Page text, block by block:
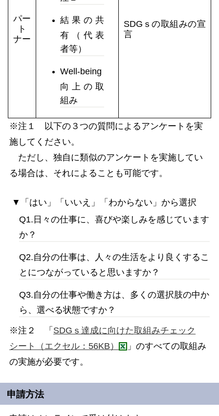
パー
ト
ナー
結果の共
有（代表
者等）
Well-being
向上の取
組み
SDGｓの取組みの宣
言
※注１ 以下の３つの質問によるアンケートを実
施してください。
ただし、独自に類似のアンケートを実施してい
る場合は、それによることも可能です。
▼「はい」「いいえ」「わからない」から選択
Q1.日々の仕事に、喜びや楽しみを感じています
か？
Q2.自分の仕事は、人々の生活をより良くするこ
とにつながっていると思いますか？
Q3.自分の仕事や働き方は、多くの選択肢の中か
ら、選べる状態ですか？
※注２ 「 SDGｓ達成に向けた取組みチェック
シート（エクセル：56KB）
」のすべての取組み
の実施が必要です。
申請方法